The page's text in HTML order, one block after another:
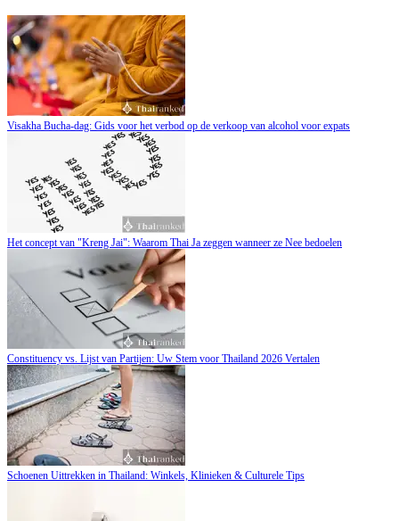
Visakha Bucha-dag: Gids voor het verbod op de verkoop van alcohol voor expats
Het concept van "Kreng Jai": Waarom Thai Ja zeggen wanneer ze Nee bedoelen
Constituency vs. Lijst van Partijen: Uw Stem voor Thailand 2026 Vertalen
Schoenen Uittrekken in Thailand: Winkels, Klinieken & Culturele Tips